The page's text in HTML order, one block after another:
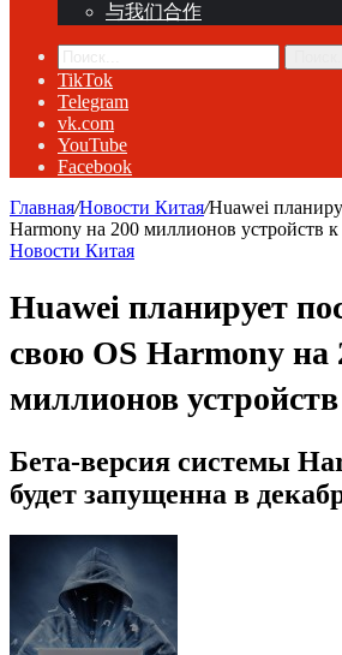
与我们合作
TikTok
Telegram
vk.com
YouTube
Facebook
Главная/Новости Китая/Huawei
Harmony на 200 миллионов устройств к
Новости Китая
Huawei планирует
свою OS Harmony на
миллионов устройств
Бета-версия системы
будет запущенна в